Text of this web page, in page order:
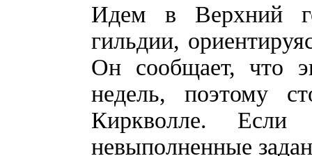
Идем в Верхний
гильдии,
Он сообщает, что
недель, поэтому
Киркволле. Если
невыполненные